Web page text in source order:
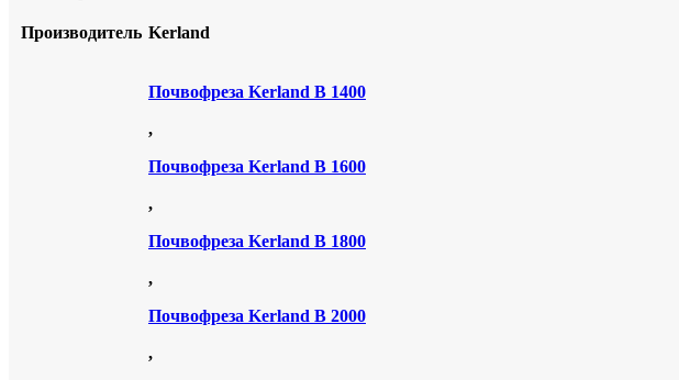
Производитель Kerland
Почвофреза Kerland В 1400
,
Почвофреза Kerland В 1600
,
Почвофреза Kerland В 1800
,
Почвофреза Kerland В 2000
,